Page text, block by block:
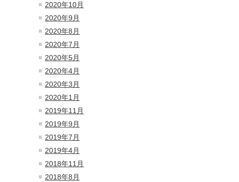
2020年10月
2020年9月
2020年8月
2020年7月
2020年5月
2020年4月
2020年3月
2020年1月
2019年11月
2019年9月
2019年7月
2019年4月
2018年11月
2018年8月